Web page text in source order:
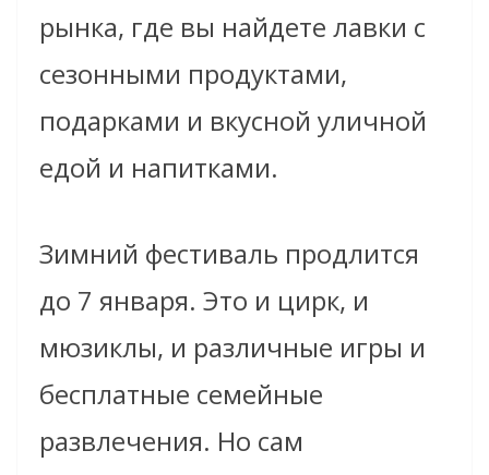
рынка, где вы найдете лавки с
сезонными продуктами,
подарками и вкусной уличной
едой и напитками.
Зимний фестиваль продлится
до 7 января. Это и цирк, и
мюзиклы, и различные игры и
бесплатные семейные
развлечения. Но сам